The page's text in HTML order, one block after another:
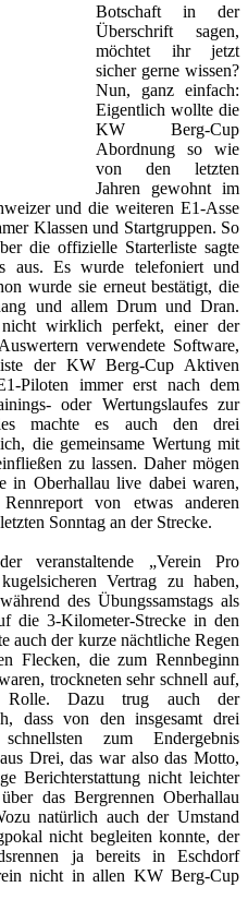
Botschaft in der
Überschrift sagen,
möchtet ihr jetzt
sicher gerne wissen?
Nun, ganz einfach:
Eigentlich wollte die
KW Berg-Cup
Abordnung so wie
von den letzten
Jahren gewohnt im
und die weiteren E1-Asse
Klassen und Startgruppen. So
die offizielle Starterliste sagte
aus. Es wurde telefoniert und
wurde sie erneut bestätigt, die
und allem Drum und Dran.
wirklich perfekt, einer der
verwendete Software,
der KW Berg-Cup Aktiven
Piloten immer erst nach dem
oder Wertungslaufes zur
machte es auch den drei
die gemeinsame Wertung mit
zu lassen. Daher mögen
in Oberhallau live dabei waren,
von etwas anderen
Sonntag an der Strecke.
veranstaltende „Verein Pro
Vertrag zu haben,
des Übungssamstags als
die 3-Kilometer-Strecke in den
auch der kurze nächtliche Regen
Flecken, die zum Rennbeginn
trockneten sehr schnell auf,
Rolle. Dazu trug auch der
dass von den insgesamt drei
zum Endergebnis
Drei, das war also das Motto,
Berichterstattung nicht leichter
das Bergrennen Oberhallau
natürlich auch der Umstand
nicht begleiten konnte, der
ja bereits in Eschdorf
nicht in allen KW Berg-Cup